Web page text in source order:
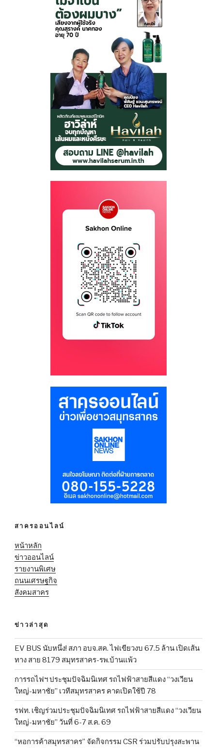
สาครออนไลน์
หน้าหลัก
ข่าวออนไลน์
รายงานพิเศษ
ถนนเศรษฐกิจ
สังคมสาคร
ข่าวล่าสุด
EV BUS นับหนึ่ง! สภา อบจ.สค. ไฟเขียวงบ 67.5 ล้าน เปิดเส้น
ทาง สาย 8179 สมุทรสาคร-รพ.บ้านแพ้ว
การรถไฟฯ ประชุมปัจฉิมนิเทศ รถไฟฟ้าสายสีแดง “วงเวียน
ใหญ่-มหาชัย” เวทีสมุทรสาคร คาดเปิดใช้ปี 78
รฟท. เชิญร่วมประชุมปัจฉิมนิเทศ รถไฟฟ้าสายสีแดง “วงเวียน
ใหญ่-มหาชัย” วันที่ 6-7 ส.ค. 69
“หอการค้าสมุทรสาคร” จัดกิจกรรม CSR ร่วมปรับปรุงสะพาน